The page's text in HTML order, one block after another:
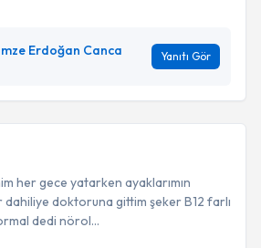
Erdoğan Canca Yanıtı Gör
her gece yatarken ayaklarımın
dahiliye doktoruna gittim şeker B12 farlı
dedi nörol...